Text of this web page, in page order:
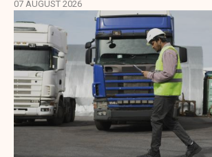
07 AUGUST 2026